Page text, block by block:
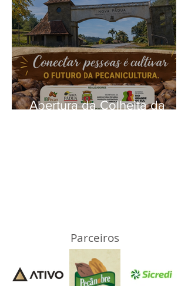
Abertura da Colheita da
Parceiros